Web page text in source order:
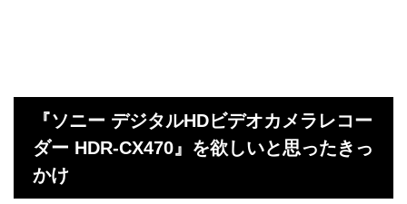
『ソニー デジタルHDビデオカメラレコー
ダー HDR-CX470』を欲しいと思ったきっ
かけ